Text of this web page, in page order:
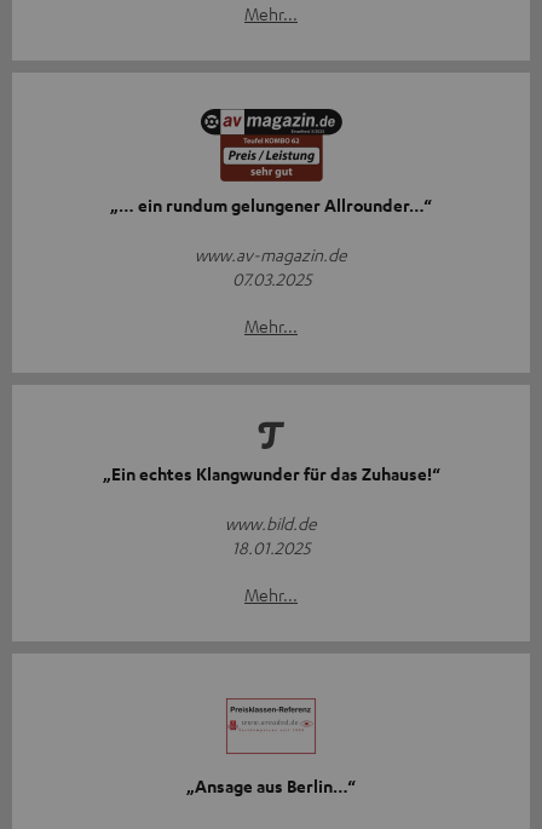
Mehr...
„… ein rundum gelungener Allrounder…“
www.av-magazin.de
07.03.2025
Mehr...
„Ein echtes Klangwunder für das Zuhause!“
www.bild.de
18.01.2025
Mehr...
„Ansage aus Berlin…“